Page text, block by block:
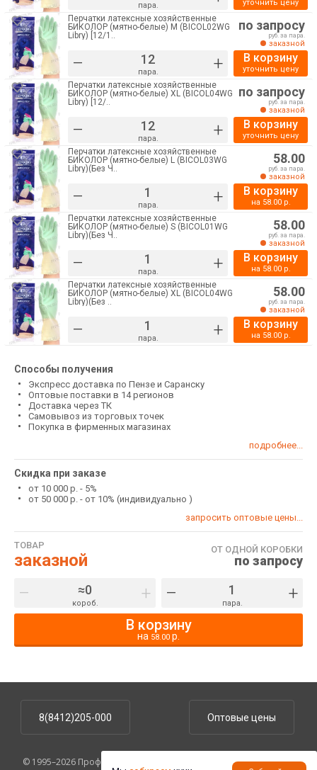
пара. уточнить цену
Перчатки латексные хозяйственные
БИКОЛОР (мятно-белые) M (BICOL02WG
Libry) [12/1..
– пара. +
по запросу
руб. за пара.
заказной
В корзину
уточнить цену
Перчатки латексные хозяйственные
БИКОЛОР (мятно-белые) XL (BICOL04WG
Libry) [12/..
– пара. +
по запросу
руб. за пара.
заказной
В корзину
уточнить цену
Перчатки латексные хозяйственные
БИКОЛОР (мятно-белые) L (BICOL03WG
Libry)(Без Ч..
– пара. +
58.00
руб. за пара.
заказной
В корзину
на 58.00р.
Перчатки латексные хозяйственные
БИКОЛОР (мятно-белые) S (BICOL01WG
Libry)(Без Ч..
– пара. +
58.00
руб. за пара.
заказной
В корзину
на 58.00р.
Перчатки латексные хозяйственные
БИКОЛОР (мятно-белые) XL (BICOL04WG
Libry)(Без ..
– пара. +
58.00
руб. за пара.
заказной
В корзину
на 58.00р.
Способы получения
Экспресс доставка по Пензе и Саранску
Оптовые поставки в 14 регионов
Доставка через ТК
Самовывоз из торговых точек
Покупка в фирменных магазинах
подробнее...
Скидка при заказе
от 10 000 р. - 5%
от 50 000 р. - от 10% (индивидуально )
запросить оптовые цены...
ТОВАР
заказной
ОТ ОДНОЙ КОРОБКИ
по запросу
– короб. + – пара. +
В корзину
на 58.00 р.
8(8412)205-000 Оптовые цены
© 1995–2026 ПрофУпаковка. На сайте указаны розничные цены,